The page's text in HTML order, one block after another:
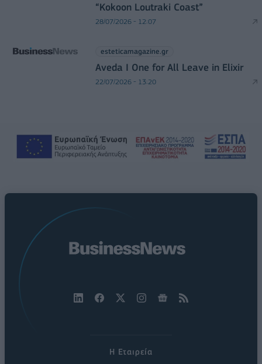
“Kokoon Loutraki Coast”
28/07/2026 - 12:07
esteticamagazine.gr
Aveda I One for All Leave in Elixir
22/07/2026 - 13:20
Η Εταιρεία